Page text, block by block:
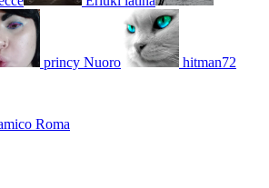
princy Nuoro hitman72
Roma